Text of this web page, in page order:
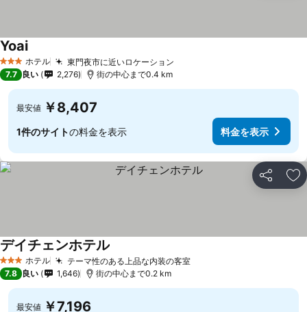
3 ホテルのランク
ホテル 東門夜市に近いロケーション
Yoai料金を表示
7.7 良い 2,276 街の中心まで0.4 km
最安値 ￥8,407
1件のサイトの料金を表示 料金を表示
シェア お
3 ホテルのランク
ホテル テーマ性のある上品な内装の客室料金を表示
デイチェンホテル
7.8 良い 1,646 街の中心まで0.2 km
最安値 ￥7,196